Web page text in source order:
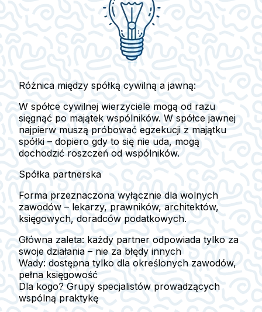
Różnica między spółką cywilną a jawną:
W spółce cywilnej wierzyciele mogą od razu
sięgnąć po majątek wspólników. W spółce jawnej
najpierw muszą próbować egzekucji z majątku
spółki – dopiero gdy to się nie uda, mogą
dochodzić roszczeń od wspólników.
Spółka partnerska
Forma przeznaczona wyłącznie dla wolnych
zawodów – lekarzy, prawników, architektów,
księgowych, doradców podatkowych.
Główna zaleta: każdy partner odpowiada tylko za
swoje działania – nie za błędy innych
Wady: dostępna tylko dla określonych zawodów,
pełna księgowość
Dla kogo? Grupy specjalistów prowadzących
wspólną praktykę